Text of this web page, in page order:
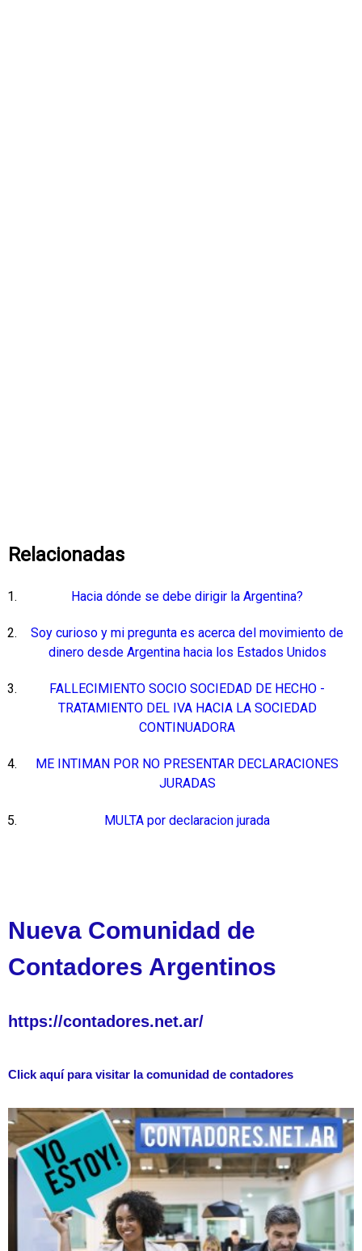
Relacionadas
Hacia dónde se debe dirigir la Argentina?
Soy curioso y mi pregunta es acerca del movimiento de
dinero desde Argentina hacia los Estados Unidos
FALLECIMIENTO SOCIO SOCIEDAD DE HECHO -
TRATAMIENTO DEL IVA HACIA LA SOCIEDAD
CONTINUADORA
ME INTIMAN POR NO PRESENTAR DECLARACIONES
JURADAS
MULTA por declaracion jurada
Nueva Comunidad de
Contadores Argentinos
https://contadores.net.ar/
Click aquí para visitar la comunidad de contadores